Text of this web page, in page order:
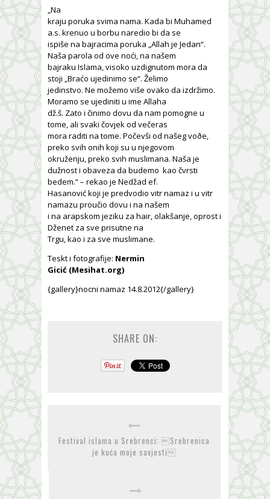
„Na
kraju poruka svima nama. Kada bi Muhamed
a.s. krenuo u borbu naredio bi da se
ispiše na bajracima poruka „Allah je Jedan“.
Naša parola od ove noći, na našem
bajraku Islama, visoko uzdignutom mora da
stoji „Braćo ujedinimo se“. Želimo
jedinstvo. Ne možemo više ovako da izdržimo.
Moramo se ujediniti u ime Allaha
dž.š. Zato i činimo dovu da nam pomogne u
tome, ali svaki čovjek od večeras
mora raditi na tome. Počevši od našeg voðe,
preko svih onih koji su u njegovom
okruženju, preko svih muslimana. Naša je
dužnost i obaveza da budemo kao čvrsti
bedem.“ – rekao je Nedžad ef.
Hasanović koji je predvodio vitr namaz i u vitr
namazu proučio dovu i na našem
i na arapskom jeziku za hair, olakšanje, oprost i
Dženet za sve prisutne na
Trgu, kao i za sve muslimane.
Teskt i fotografije: Nermin
Gicić (Mesihat.org)
{gallery}nocni namaz 14.8.2012{/gallery}
SHARE ON:
Festival islama u Srebrenci: Srebrenica
je kuća moje savjesti